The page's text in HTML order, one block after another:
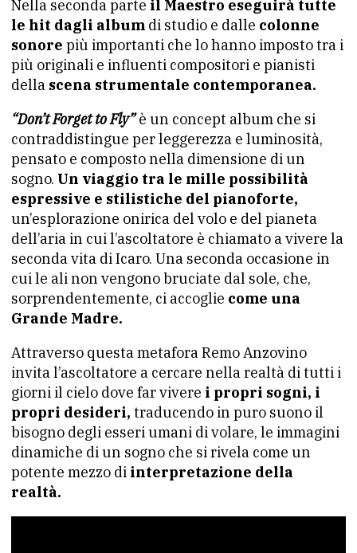
Nella seconda parte il Maestro eseguirà tutte
le hit dagli album di studio e dalle colonne
sonore più importanti che lo hanno imposto tra i
più originali e influenti compositori e pianisti
della scena strumentale contemporanea.
“Don’t Forget to Fly” è un concept album che si
contraddistingue per leggerezza e luminosità,
pensato e composto nella dimensione di un
sogno. Un viaggio tra le mille possibilità
espressive e stilistiche del pianoforte,
un’esplorazione onirica del volo e del pianeta
dell’aria in cui l’ascoltatore è chiamato a vivere la
seconda vita di Icaro. Una seconda occasione in
cui le ali non vengono bruciate dal sole, che,
sorprendentemente, ci accoglie come una
Grande Madre.
Attraverso questa metafora Remo Anzovino
invita l’ascoltatore a cercare nella realtà di tutti i
giorni il cielo dove far vivere i propri sogni, i
propri desideri, traducendo in puro suono il
bisogno degli esseri umani di volare, le immagini
dinamiche di un sogno che si rivela come un
potente mezzo di interpretazione della
realtà.